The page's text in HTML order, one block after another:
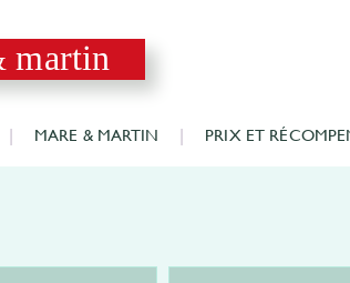
martin
MARE & MARTIN PRIX ET